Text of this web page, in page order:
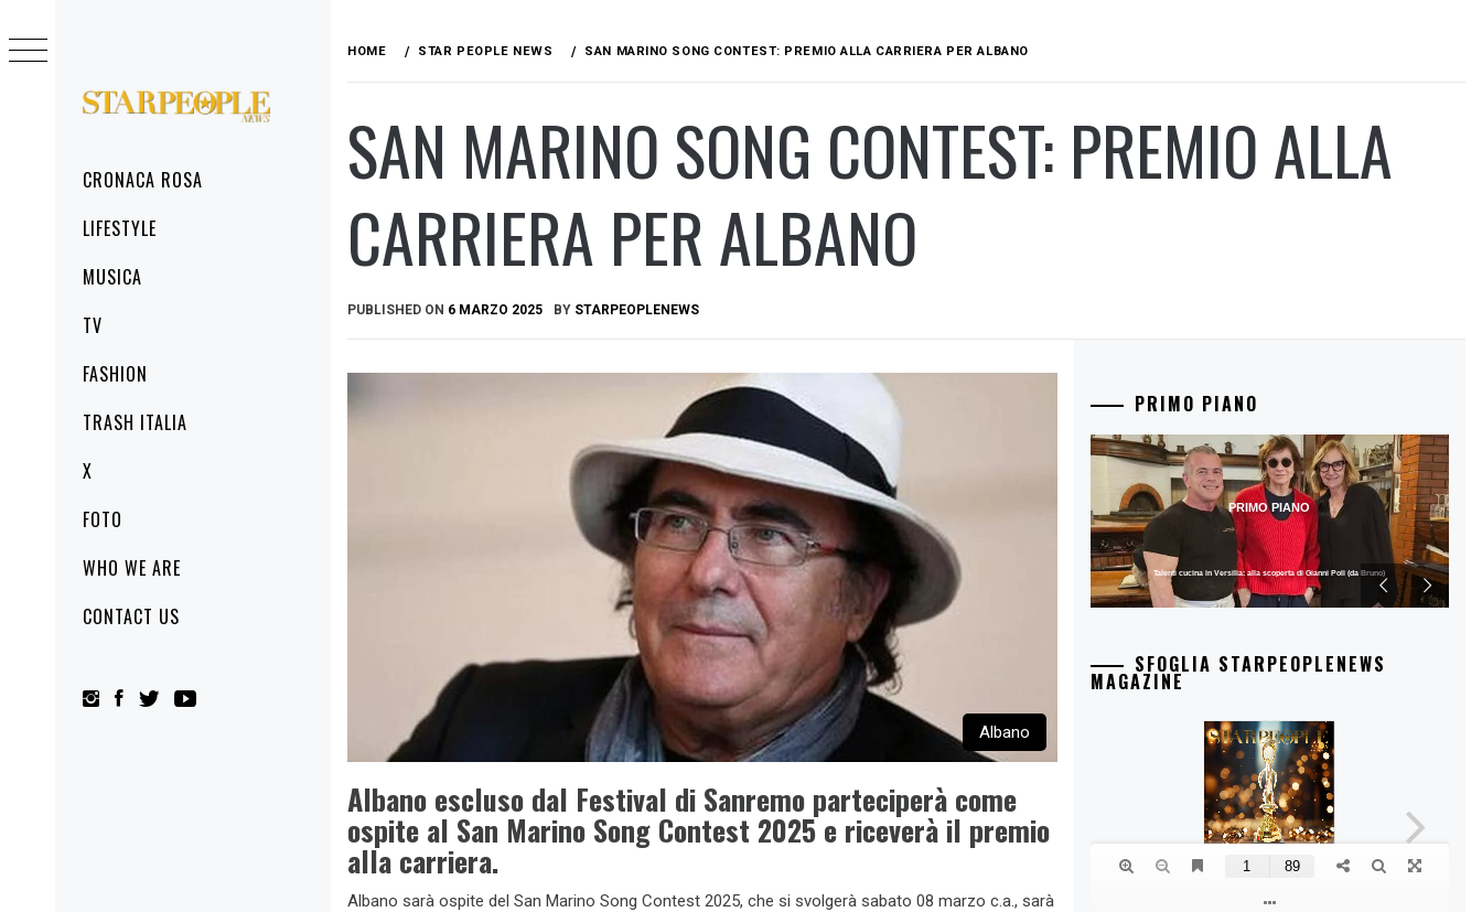
STARPEOPLENEWS
MenuCRONACA ROSA
LIFESTYLE
MUSICA
TV
FASHION
TRASH ITALIA
X
FOTO
WHO WE ARE
CONTACT US
to
content
HOME STAR PEOPLE NEWS SAN MARINO SONG CONTEST: PREMIO ALLA CARRIERA PER ALBANO
SAN MARINO SONG CONTEST: PREMIO ALLA
CARRIERA PER ALBANO
PUBLISHED ON 6 MARZO 2025 BY STARPEOPLENEWS
Albano
Albano escluso dal Festival di Sanremo parteciperà come
ospite al San Marino Song Contest 2025 e riceverà il premio
alla carriera.
Albano sarà ospite del San Marino Song Contest 2025, che si svolgerà sabato 08 marzo c.a., sarà
PRIMO PIANO
Talenti cucina in Versilia: alla scoperta di Gianni Poli (da Bruno)
PRIMO PIANO
SFOGLIA STARPEOPLENEWS
MAGAZINE